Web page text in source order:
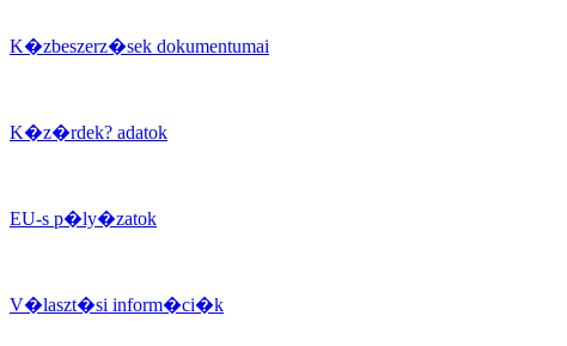
K�zbeszerz�sek dokumentumai
K�z�rdek? adatok
EU-s p�ly�zatok
V�laszt�si inform�ci�k